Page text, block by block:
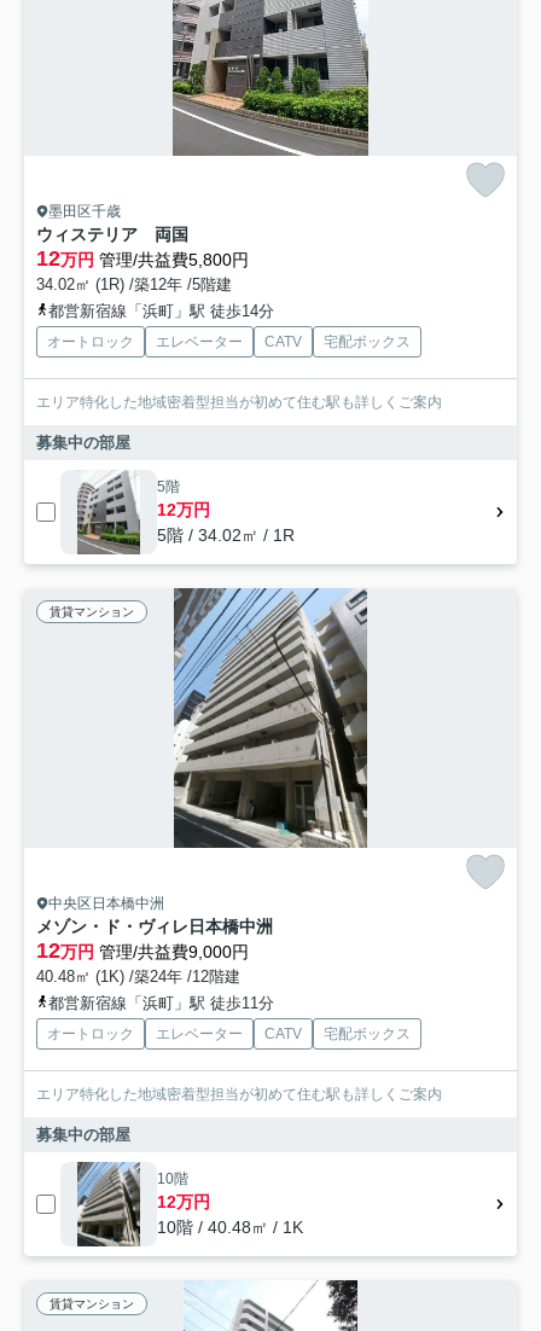
墨田区千歳
ウィステリア 両国
12万円 管理/共益費5,800円
34.02㎡ (1R) /築12年 /5階建
都営新宿線「浜町」駅 徒歩14分
オートロック エレベーター CATV 宅配ボックス
エリア特化した地域密着型担当が初めて住む駅も詳しくご案内
募集中の部屋
5階
12万円
5階 / 34.02㎡ / 1R
賃貸マンション
中央区日本橋中洲
メゾン・ド・ヴィレ日本橋中洲
12万円 管理/共益費9,000円
40.48㎡ (1K) /築24年 /12階建
都営新宿線「浜町」駅 徒歩11分
オートロック エレベーター CATV 宅配ボックス
エリア特化した地域密着型担当が初めて住む駅も詳しくご案内
募集中の部屋
10階
12万円
10階 / 40.48㎡ / 1K
賃貸マンション